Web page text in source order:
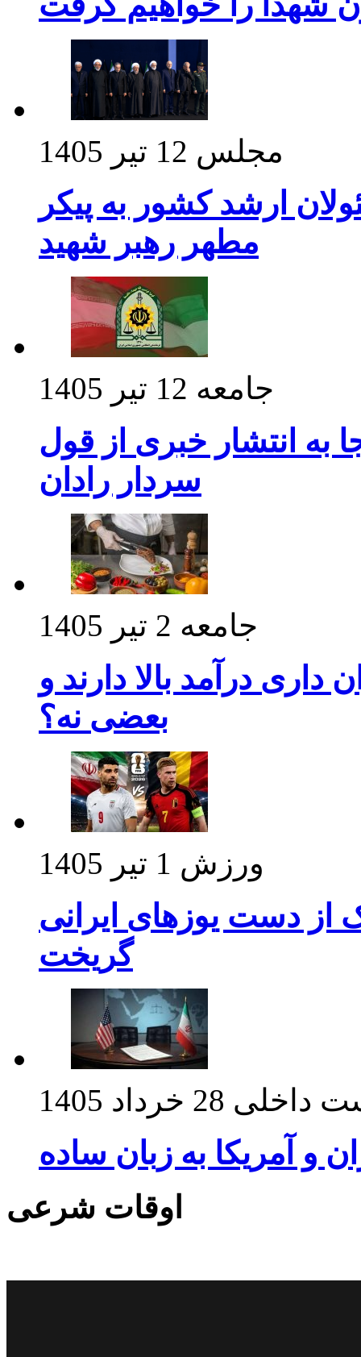
مجلس 12 تیر 1405
ارشد کشور به پیکر
مطهر رهبر شهید
جامعه 12 تیر 1405
به انتشار خبری از قول
سردار رادان
جامعه 2 تیر 1405
درآمد بالا دارند و
بعضی نه؟
ورزش 1 تیر 1405
از دست یوزهای ایرانی
گریخت
داخلی 28 خرداد 1405
و آمریکا به زبان ساده
اوقات شرعی